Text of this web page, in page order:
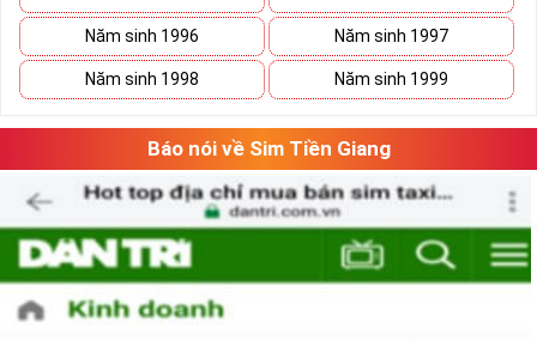
lúcthănglúctrầmnhưng họ sẽ tìm thấy con đường phát triển vững
bền của mình.Năm sinh 1996 Năm sinh 1997
Năm sinh 1998 Năm sinh 1999
Báo nói về Sim Tiền Giang